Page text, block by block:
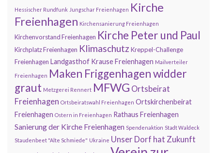
Hessischer Rundfunk Jungschar Freienhagen Kirche
Freienhagen Kirchensanierung Freienhagen
Kirchenvorstand Freienhagen Kirche Peter und Paul
Kirchplatz Freienhagen Klimaschutz Kreppel-Challenge
Freienhagen Landgasthof Krause Freienhagen Mailverteiler
Freienhagen Maken Friggenhagen widder
graut Metzgerei Rennert MFWG Ortsbeirat
Freienhagen Ortsbeiratswahl Freienhagen Ortskirchenbeirat
Freienhagen Ostern in Freienhagen Rathaus Freienhagen
Sanierung der Kirche Freienhagen Spendenaktion Stadt Waldeck
Staudenbeet "Alte Schmiede" Ukraine Unser Dorf hat Zukunft